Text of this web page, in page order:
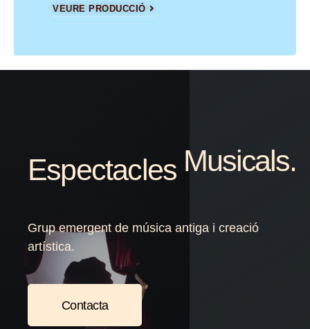
VEURE PRODUCCIÓ
Espectacles Teatrals.
Grup emergent de música antiga i creació
artística.
Contacta